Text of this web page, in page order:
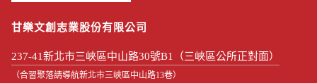
甘樂文創志業股份有限公司
237-41新北市三峽區中山路30號B1（三峽區公所正對面）
（合習聚落請導航新北市三峽區中山路13巷）